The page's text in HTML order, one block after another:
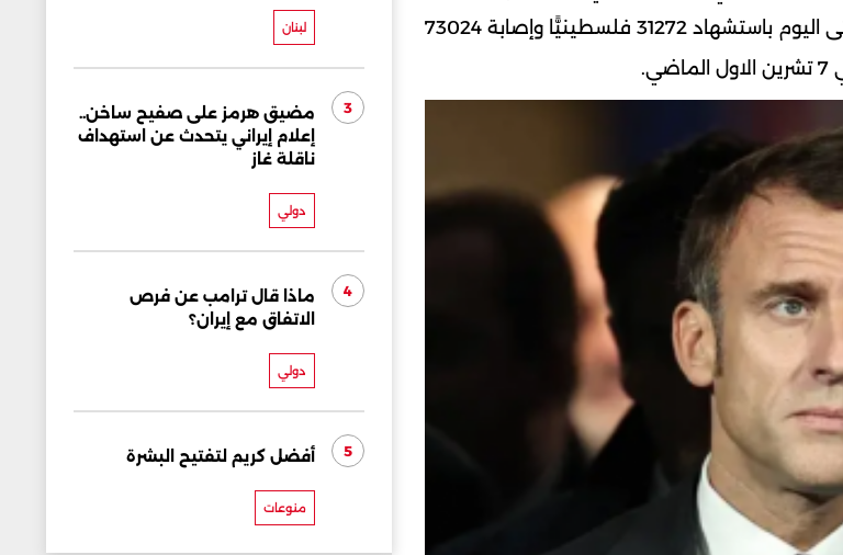
باريس وضغط اميركي كبير على نتنياهو لوقف مجازره التي تسببت حتى اليوم باستشهاد 31272 فلسطينيًّا وإصابة 73024
لبنان
3
مضيق هرمز على صفيح ساخن..
إعلام إيراني يتحدث عن استهداف
ناقلة غاز
دولي
4
ماذا قال ترامب عن فرص
الاتفاق مع إيران؟
دولي
5 أفضل كريم لتفتيح البشرة
منوعات